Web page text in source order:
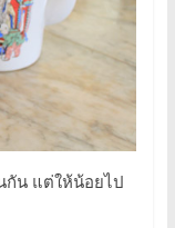
กัน แต่ให้น้อยไป